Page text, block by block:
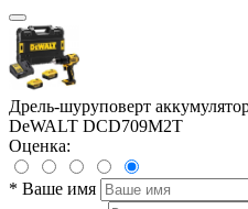
Дрель-шуруповерт
DeWALT DCD709M2T
Оценка:
* Ваше имя